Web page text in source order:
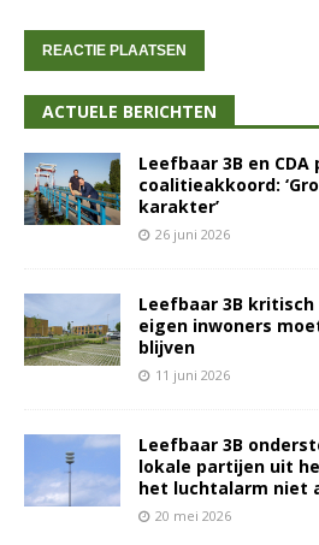
ACTUELE BERICHTEN
Leefbaar 3B en
coalitieakkoord:
karakter’
26 juni 2026
Leefbaar 3B kritisch
eigen inwoners
blijven
11 juni 2026
Leefbaar 3B
lokale partijen uit
het luchtalarm niet
20 mei 2026